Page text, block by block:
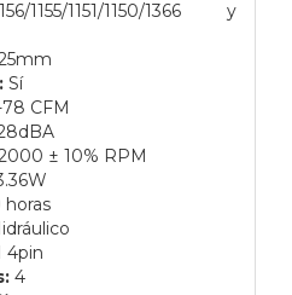
1155/1151/1150/1366 y
Sí
78 CFM
± 10% RPM
4pin
4